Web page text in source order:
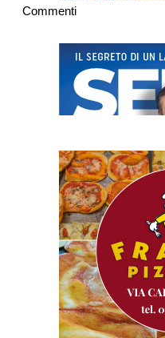
Commenti